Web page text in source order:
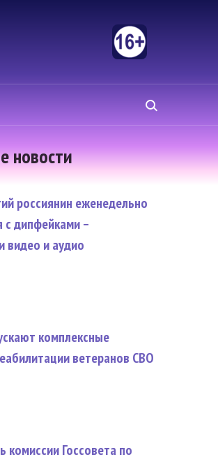
новости
россиянин еженедельно
с дипфейками –
видео и аудио
комплексные
ветеранов СВО
комиссии Госсовета по